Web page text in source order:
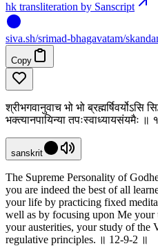
hk transliteration by Sanscript
siva.sh/srimad-bhagavatam/
Copy
श्रीभगवानुवाच भो भो ब्रह्मर्षिवर्योऽसि
भक्त्यानपायिन्या तपःस्वाध्यायसंयमैः
sanskrit
The Supreme Personality of
you are indeed the best of all
your life by practicing fixed
well as by focusing upon Me your
your austerities, your study of the
regulative principles. ॥ 12-9-2 ॥